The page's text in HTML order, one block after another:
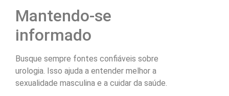
Mantendo-se
informado
Busque sempre fontes confiáveis sobre
urologia. Isso ajuda a entender melhor a
sexualidade masculina e a cuidar da saúde.